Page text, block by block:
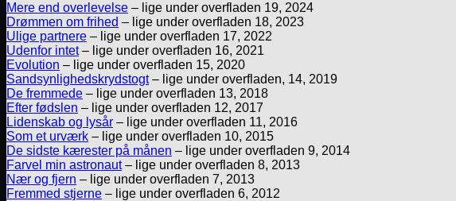
Mere end overlevelse – lige under overfladen 19, 2024
Drømmen om frihed – lige under overfladen 18, 2023
Ulige partnere – lige under overfladen 17, 2022
Udenfor intet– lige under overfladen 16, 2021
Evolution – lige under overfladen 15, 2020
Sandsynlighedskrydstogt– lige under overfladen, 14, 2019
De fremmede – lige under overfladen 13, 2018
Efter fødslen – lige under overfladen 12, 2017
Lidenskab og lysår – lige under overfladen 11, 2016
Som et urværk – lige under overfladen 10, 2015
De sidste kærester på månen – lige under overfladen 9, 2014
Farvel min astronaut– lige under overfladen 8, 2013
Nær og fjern – lige under overfladen 7, 2013
Fremmed stjerne – lige under overfladen 6, 2012